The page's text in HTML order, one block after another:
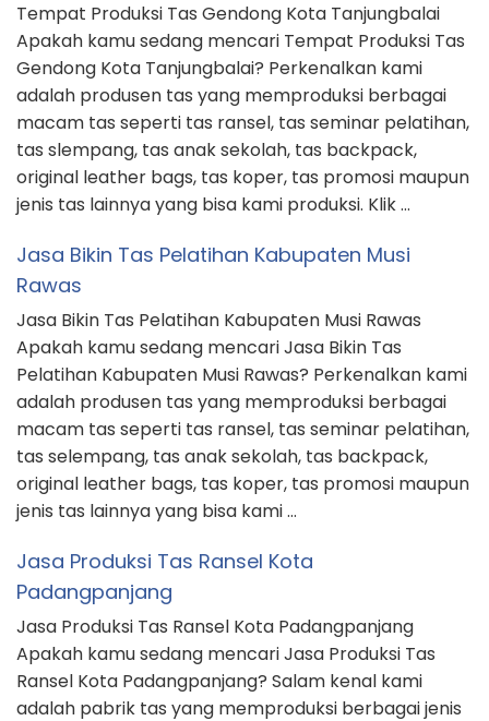
Tempat Produksi Tas Gendong Kota Tanjungbalai
Apakah kamu sedang mencari Tempat Produksi Tas
Gendong Kota Tanjungbalai? Perkenalkan kami
adalah produsen tas yang memproduksi berbagai
macam tas seperti tas ransel, tas seminar pelatihan,
tas slempang, tas anak sekolah, tas backpack,
original leather bags, tas koper, tas promosi maupun
jenis tas lainnya yang bisa kami produksi. Klik …
Jasa Bikin Tas Pelatihan Kabupaten Musi
Rawas
Jasa Bikin Tas Pelatihan Kabupaten Musi Rawas
Apakah kamu sedang mencari Jasa Bikin Tas
Pelatihan Kabupaten Musi Rawas? Perkenalkan kami
adalah produsen tas yang memproduksi berbagai
macam tas seperti tas ransel, tas seminar pelatihan,
tas selempang, tas anak sekolah, tas backpack,
original leather bags, tas koper, tas promosi maupun
jenis tas lainnya yang bisa kami …
Jasa Produksi Tas Ransel Kota
Padangpanjang
Jasa Produksi Tas Ransel Kota Padangpanjang
Apakah kamu sedang mencari Jasa Produksi Tas
Ransel Kota Padangpanjang? Salam kenal kami
adalah pabrik tas yang memproduksi berbagai jenis